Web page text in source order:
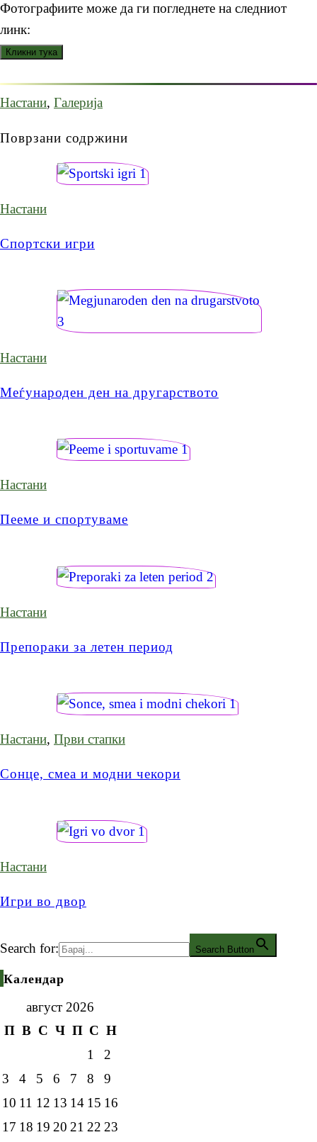
Фотографиите може да ги погледнете на следниот
линк:
Настани, Галерија
Поврзани содржини
Настани
Спортски игри
Настани
Меѓународен ден на другарството
Настани
Пееме и спортуваме
Настани
Препораки за летен период
Настани, Први стапки
Сонце, смеа и модни чекори
Настани
Игри во двор
Search for: Search Button
Календар
август 2026
П В С Ч П С Н
1
2
3
4 5 6 7 8
9
10 11 12 13 14 15 16
17 18 19 20 21 22 23